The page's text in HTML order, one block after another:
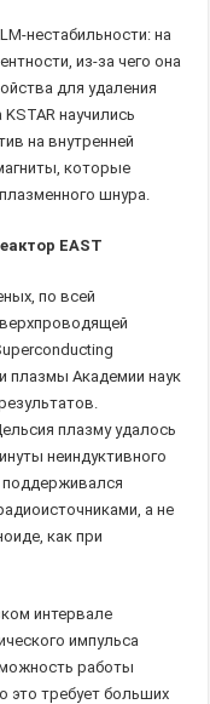
нестабильности: на
из-за чего она
для удаления
научились
на внутренней
которые
шнура.
EAST
по всей
плазмы Академии наук
плазму удалось
неиндуктивного
поддерживался
а не
как при
интервале
импульса
работы
это требует больших